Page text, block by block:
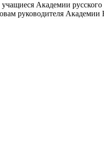
Академии
руководителя Академии